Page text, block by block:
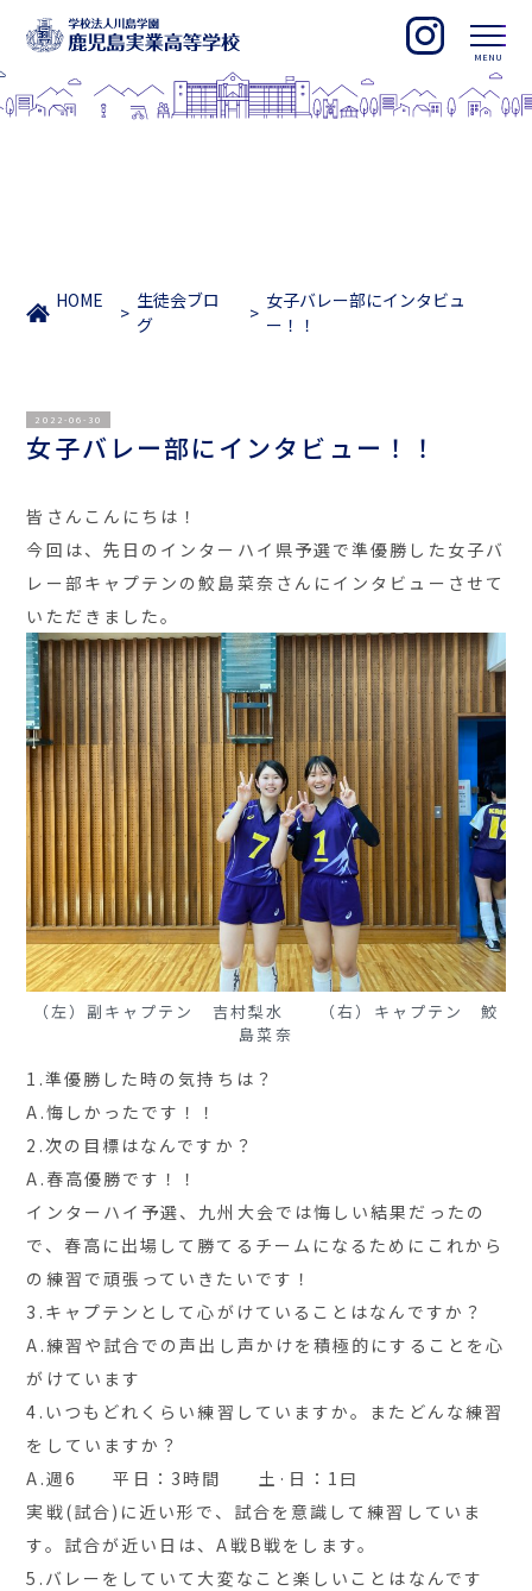
HOME
生徒会ブロ
グ
女子バレー部にインタビュ
ー！！
2022-06-30
女子バレー部にインタビュー！！
皆さんこんにちは！
今回は、先日のインターハイ県予選で準優勝した女子バ
レー部キャプテンの鮫島菜奈さんにインタビューさせて
いただきました。
（左）副キャプテン 吉村梨水 （右）キャプテン 鮫
島菜奈
1.準優勝した時の気持ちは？
A.悔しかったです！！
2.次の目標はなんですか？
A.春高優勝です！！
インターハイ予選、九州大会では悔しい結果だったの
で、春高に出場して勝てるチームになるためにこれから
の練習で頑張っていきたいです！
3.キャプテンとして心がけていることはなんですか？
A.練習や試合での声出し声かけを積極的にすることを心
がけています
4.いつもどれくらい練習していますか。またどんな練習
をしていますか？
A.週6 平日：3時間 土·日：1曰
実戦(試合)に近い形で、試合を意識して練習していま
す。試合が近い日は、A戦B戦をします。
5.バレーをしていて大変なこと楽しいことはなんです